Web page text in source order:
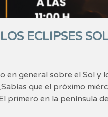
ECLIPSES
en general sobre el Sol y
que el próximo
primero en la península